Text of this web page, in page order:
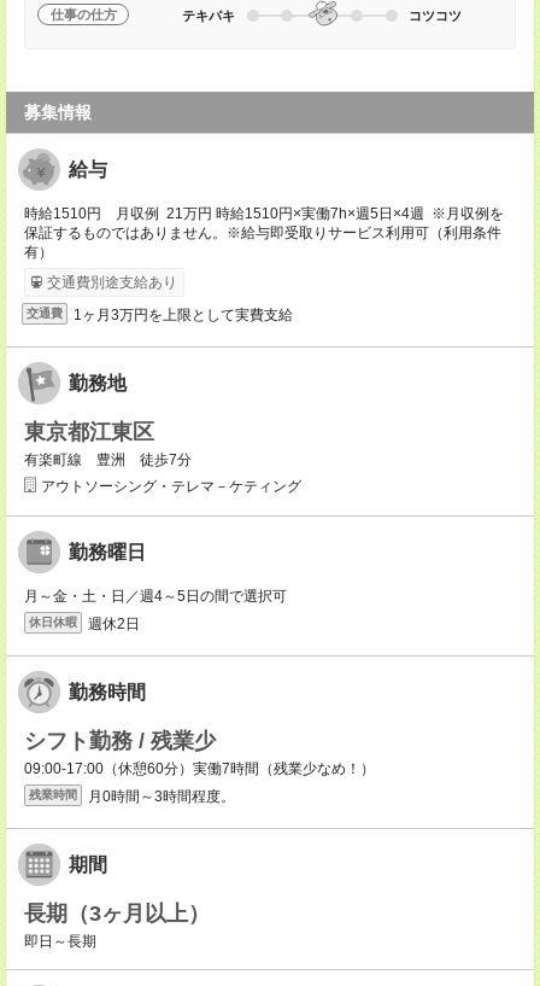
仕事の仕方 テキパキ コツコツ
募集情報
給与
時給1510円 月収例 21万円 時給1510円×実働7h×週5日×4週 ※月収例を
保証するものではありません。※給与即受取りサービス利用可（利用条件
有）
交通費別途支給あり
交通費 1ヶ月3万円を上限として実費支給
勤務地
東京都江東区
有楽町線 豊洲 徒歩7分
アウトソーシング・テレマ－ケティング
勤務曜日
月～金・土・日／週4～5日の間で選択可
休日休暇 週休2日
勤務時間
シフト勤務 / 残業少
09:00-17:00（休憩60分）実働7時間（残業少なめ！）
残業時間 月0時間～3時間程度。
期間
長期（3ヶ月以上）
即日～長期